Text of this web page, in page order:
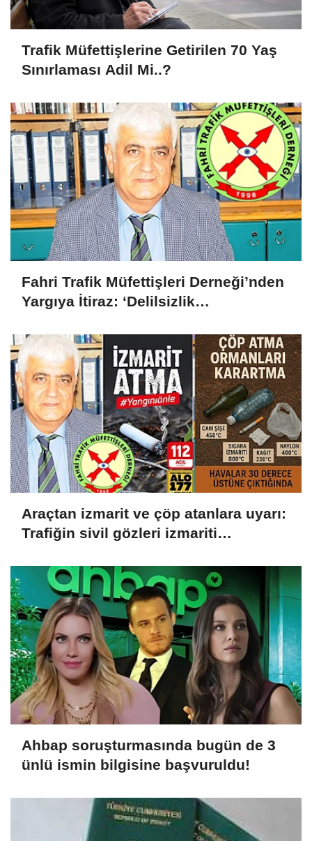
Trafik Müfettişlerine Getirilen 70 Yaş
Sınırlaması Adil Mi..?
Fahri Trafik Müfettişleri Derneği’nden
Yargıya İtiraz: ‘Delilsizlik
Hukuksuzdur’
Araçtan izmarit ve çöp atanlara uyarı:
Trafiğin sivil gözleri izmariti
Ahbap soruşturmasında bugün de 3
ünlü ismin bilgisine başvuruldu!